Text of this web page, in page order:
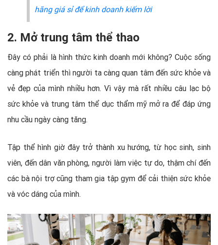
hãng giá sỉ để kinh doanh kiếm lời
2. Mở trung tâm thể thao
Đây có phải là hình thức kinh doanh mới không? Cuộc sống
càng phát triển thì người ta càng quan tâm đến sức khỏe và
vẻ đẹp của mình nhiều hơn. Vì vậy mà rất nhiều câu lạc bộ
sức khỏe và trung tâm thể dục thẩm mỹ mở ra để đáp ứng
nhu cầu ngày càng tăng.
Tập thể hình giờ đây trở thành xu hướng, từ học sinh, sinh
viên, đến dân văn phòng, người làm việc tự do, thậm chí đến
các bà nội trợ cũng tham gia tập gym để cải thiện sức khỏe
và vóc dáng của mình.